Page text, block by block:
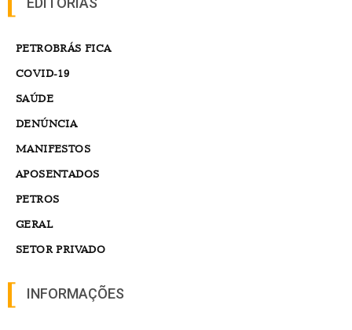
PETROBRÁS FICA
COVID-19
SAÚDE
DENÚNCIA
MANIFESTOS
APOSENTADOS
PETROS
GERAL
SETOR PRIVADO
INFORMAÇÕES